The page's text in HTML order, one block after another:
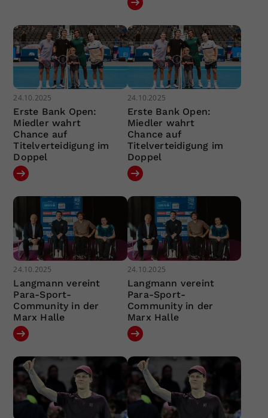
24.10.2025
Erste Bank Open:
Miedler wahrt
Chance auf
Titelverteidigung im
Doppel
24.10.2025
Erste Bank Open:
Miedler wahrt
Chance auf
Titelverteidigung im
Doppel
24.10.2025
Langmann vereint
Para-Sport-
Community in der
Marx Halle
24.10.2025
Langmann vereint
Para-Sport-
Community in der
Marx Halle